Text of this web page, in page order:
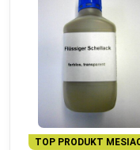
TOP PRODUKT